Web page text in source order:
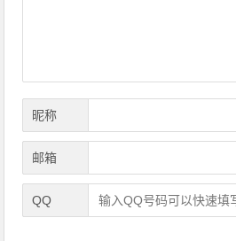
昵称
邮箱
QQ